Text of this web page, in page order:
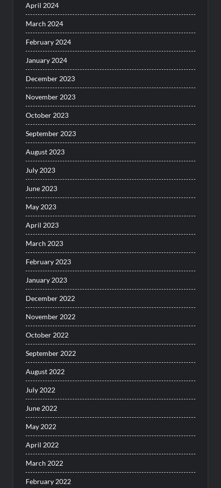
April 2024
March 2024
February 2024
January 2024
December 2023
November 2023
October 2023
September 2023
August 2023
July 2023
June 2023
May 2023
April 2023
March 2023
February 2023
January 2023
December 2022
November 2022
October 2022
September 2022
August 2022
July 2022
June 2022
May 2022
April 2022
March 2022
February 2022